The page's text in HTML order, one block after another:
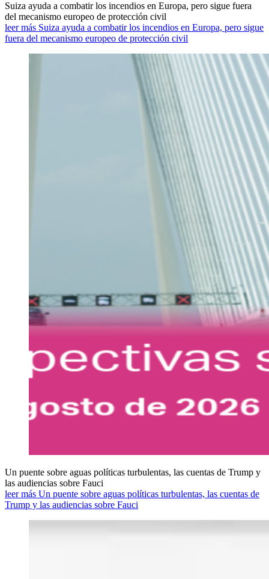
Suiza ayuda a combatir los incendios en Europa, pero sigue fuera
del mecanismo europeo de protección civil
leer más Suiza ayuda a combatir los incendios en Europa, pero sigue
fuera del mecanismo europeo de protección civil
Un puente sobre aguas políticas turbulentas, las cuentas de Trump y
las audiencias sobre Fauci
leer más Un puente sobre aguas políticas turbulentas, las cuentas de
Trump y las audiencias sobre Fauci